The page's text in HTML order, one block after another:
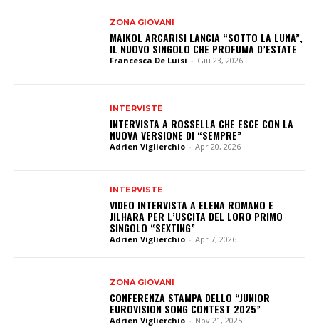
ZONA GIOVANI
MAIKOL ARCARISI LANCIA “SOTTO LA LUNA”,
IL NUOVO SINGOLO CHE PROFUMA D’ESTATE
Francesca De Luisi - Giu 23, 2026
INTERVISTE
INTERVISTA A ROSSELLA CHE ESCE CON LA
NUOVA VERSIONE DI “SEMPRE”
Adrien Viglierchio - Apr 20, 2026
INTERVISTE
VIDEO INTERVISTA A ELENA ROMANO E
JILHARA PER L’USCITA DEL LORO PRIMO
SINGOLO “SEXTING”
Adrien Viglierchio - Apr 7, 2026
ZONA GIOVANI
CONFERENZA STAMPA DELLO “JUNIOR
EUROVISION SONG CONTEST 2025”
Adrien Viglierchio - Nov 21, 2025